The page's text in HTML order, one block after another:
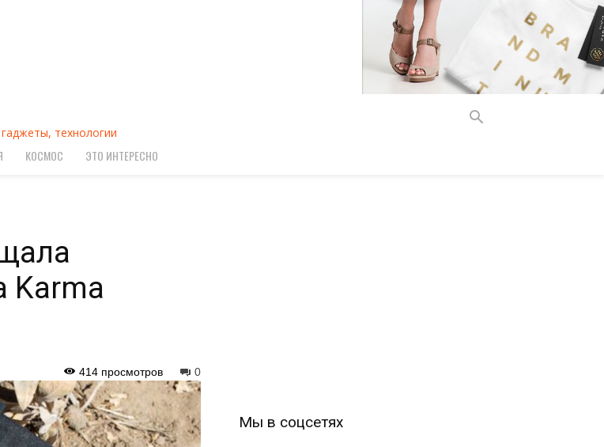
технологии
КОСМОС ЭТО ИНТЕРЕСНО
Karma
0
414 просмотров
Мы в соцсетях